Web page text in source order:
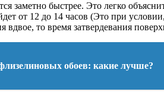
заметно быстрее. Это легко
от 12 до 14 часов (Это при
то время затвердевания
обоев: какие лучше?